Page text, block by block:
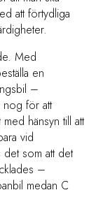
att förtydliga
Med
en
–
nog för att
hänsyn till att
vid
som att det
–
medan C